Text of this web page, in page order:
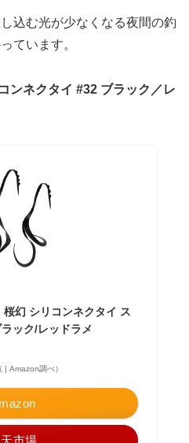
込む光が少なくなる夜間の釣
ています。
ンネクタイ #32 ブラック／レ
幻 シリコンネクタイ ス
ック/レッドラメ
| Amazon調べ）
市場